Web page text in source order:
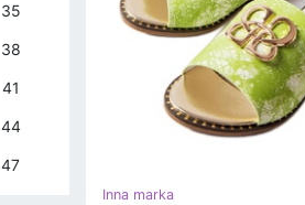
Inna marka
35
38
41
44
47